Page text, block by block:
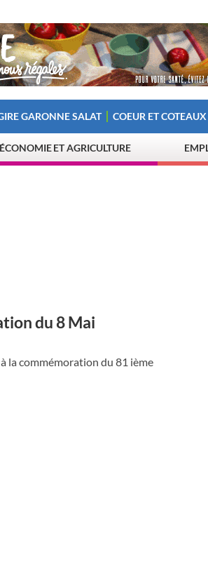
GARONNE SALAT COEUR ET
ÉCONOMIE ET AGRICULTURE
du 8 Mai
la commémoration du 81 ième